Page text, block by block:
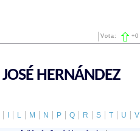
Vota: +0
HERNÁNDEZ
L M N P Q R S T U V